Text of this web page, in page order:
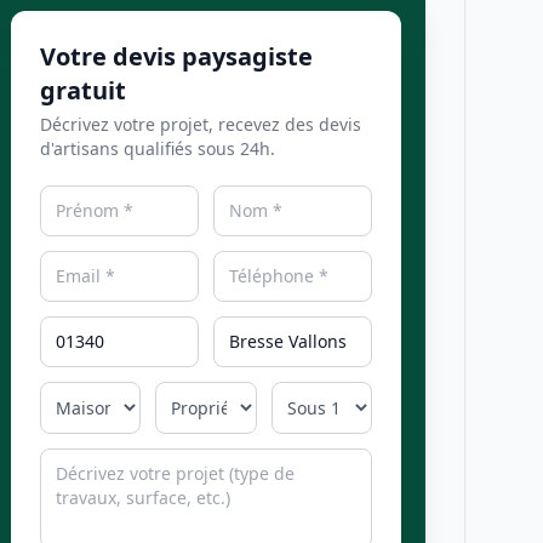
Votre devis paysagiste
gratuit
Décrivez votre projet, recevez des devis
d'artisans qualifiés sous 24h.